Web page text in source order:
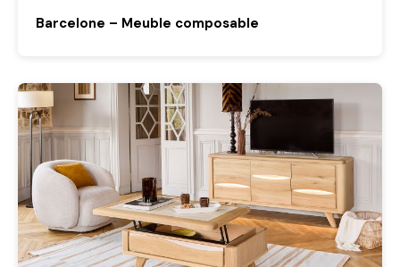
Barcelone – Meuble composable